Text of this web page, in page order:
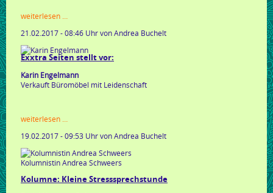
weiterlesen …
mit
ohne
geld
21.02.2017 - 08:46 Uhrvon Andrea Buchelt
Exxtra Seiten stellt vor:
Karin Engelmann
Verkauft Büromöbel mit Leidenschaft
weiterlesen …
stellt
19.02.2017 - 09:53 Uhrvon Andrea Buchelt
Kolumnistin Andrea Schweers
Kolumne: Kleine Stresssprechstunde